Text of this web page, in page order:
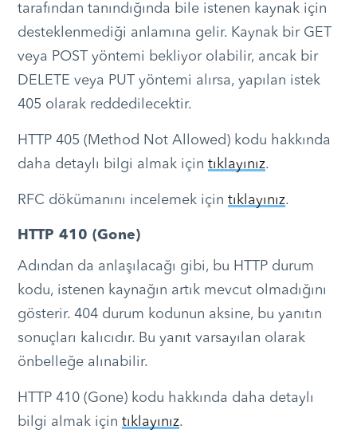
tarafından tanındığında bile istenen kaynak için
desteklenmediği anlamına gelir. Kaynak bir GET
veya POST yöntemi bekliyor olabilir, ancak bir
DELETE veya PUT yöntemi alırsa, yapılan istek
405 olarak reddedilecektir.
HTTP 405 (Method Not Allowed) kodu hakkında
daha detaylı bilgi almak için tıklayınız.
RFC dökümanını incelemek için tıklayınız.
HTTP 410 (Gone)
Adından da anlaşılacağı gibi, bu HTTP durum
kodu, istenen kaynağın artık mevcut olmadığını
gösterir. 404 durum kodunun aksine, bu yanıtın
sonuçları kalıcıdır. Bu yanıt varsayılan olarak
önbelleğe alınabilir.
HTTP 410 (Gone) kodu hakkında daha detaylı
bilgi almak için tıklayınız.